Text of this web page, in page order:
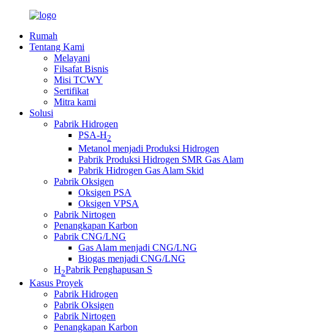
Rumah
Tentang Kami
Melayani
Filsafat Bisnis
Misi TCWY
Sertifikat
Mitra kami
Solusi
Pabrik Hidrogen
PSA-H2
Metanol menjadi Produksi Hidrogen
Pabrik Produksi Hidrogen SMR Gas Alam
Pabrik Hidrogen Gas Alam Skid
Pabrik Oksigen
Oksigen PSA
Oksigen VPSA
Pabrik Nirtogen
Penangkapan Karbon
Pabrik CNG/LNG
Gas Alam menjadi CNG/LNG
Biogas menjadi CNG/LNG
H2Pabrik Penghapusan S
Kasus Proyek
Pabrik Hidrogen
Pabrik Oksigen
Pabrik Nirtogen
Penangkapan Karbon